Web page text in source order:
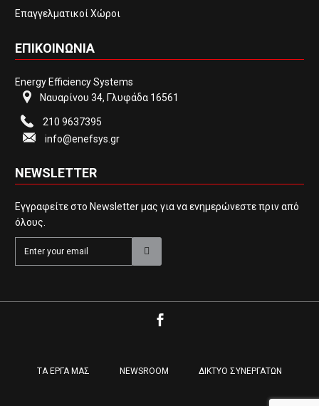
Επαγγελματικοί Χώροι
ΕΠΙΚΟΙΝΩΝΙΑ
Energy Efficiency Systems
Ναυαρίνου 34, Γλυφάδα 16561
210 9637395
info@enefsys.gr
NEWSLETTER
Εγγραφείτε στο Newsletter μας για να ενημερώνεστε πριν από
όλους.
ΤΑ ΕΡΓΑ ΜΑΣ NEWSROOM ΔΙΚΤΥΟ ΣΥΝΕΡΓΑΤΩΝ